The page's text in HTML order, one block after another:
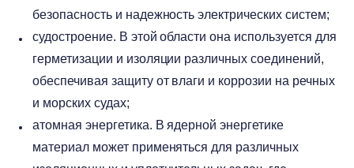
безопасность и надежность электрических систем;
судостроение. В этой области она используется для
герметизации и изоляции различных соединений,
обеспечивая защиту от влаги и коррозии на речных
и морских судах;
атомная энергетика. В ядерной энергетике
материал может применяться для различных